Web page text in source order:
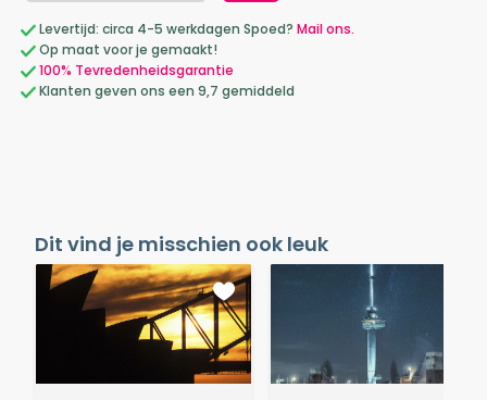
Levertijd: circa 4-5 werkdagen Spoed? Mail ons.
Op maat voor je gemaakt!
100% Tevredenheidsgarantie
Klanten geven ons een 9,7 gemiddeld
Dit vind je misschien ook leuk